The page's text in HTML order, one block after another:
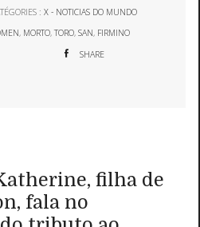
:X - NOTICIAS DO MUNDO
, MORTO,TORO,SAN, FIRMINO
SHARE
filha de
fala no